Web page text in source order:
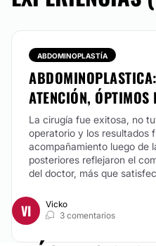
ABDOMINOPLASTÍA
ATENCIÓN, ÓPTIMOS
La cirugía fue exitosa, no
operatorio y los resultados
acompañamiento luego de
posteriores reflejaron el
del doctor, más que
VI
Vicko
3 comentarios